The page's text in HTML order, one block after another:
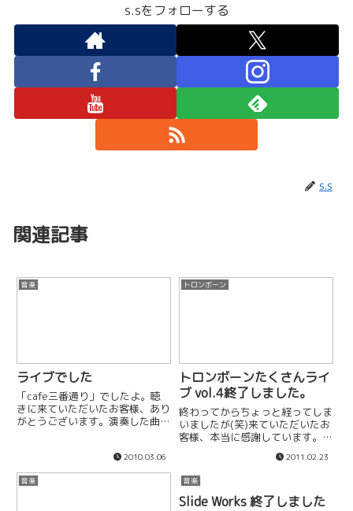
s.sをフォローする
s.s
関連記事
音楽
ライブでした
「cafe三番通り」でしたよ。聴
きに来ていただいたお客様、あり
がとうございます。演奏した曲で
ケがいいようです(笑)ん〜〜〜
い〜〜な〜〜〜以前mixiでも同じ
内容書いてるけど、こっち...
2010.03.06
トロンボーン
トロンボーンたくさんライ
ブ vol.4終了しました。
終わってからちょっと経ってしま
いましたが(笑)来ていただいたお
客様、本当に感謝しています。ま
だまだ未熟ですがこれからもアン
サンブル、ソロ、ステージングを
高める努力をしていきます。さて
今回は新曲は無く、全曲自分の曲
だけで構成するのをやめてみま...
2011.02.23
音楽 音楽
Slide Works 終了しました